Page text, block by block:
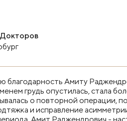
благодарность Амиту
грудь опустилась, стала
о повторной операции,
и исправление